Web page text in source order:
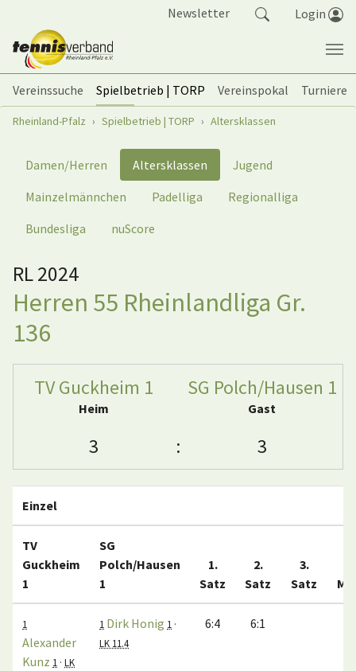
Newsletter Login
Vereinssuche Spielbetrieb | TORP Vereinspokal
Turniere
Sie sind hier:
Rheinland-Pfalz Spielbetrieb | TORP Altersklassen
Damen/Herren Altersklassen
Jugend
Mainzelmännchen
Padelliga
Regionalliga
Bundesliga
nuScore
RL 2024
Herren 55 Rheinlandliga Gr.
136
TV Guckheim 1
Heim
SG Polch/Hausen 1
Gast
3 : 3
Einzel
TV
Guckheim
1
SG
Polch/Hausen
1
1.
Satz
2.
Satz
3.
Satz
1
Alexander
Kunz 1 · LK
1 Dirk Honig 1 ·
LK 11.4
6:4 6:1